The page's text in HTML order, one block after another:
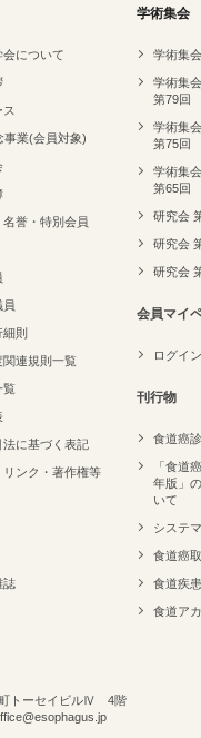
会について
ス
事業(会員対象)
誉・特別会員
員
則
関連規則一覧
覧
法に基づく表記
リンク・著作権等
誌
学術集会
学術集
学術集
第79回
学術集
第75回
学術集
第65回
研究会
研究会
研究会
会員マイ
ログイン
刊行物
食道癌
「食道
年版」
いて
システ
食道癌
食道疾
食道ア
トーセイビルⅣ 4階